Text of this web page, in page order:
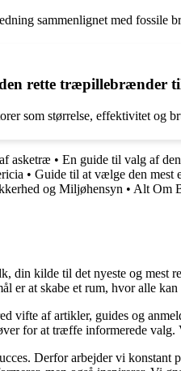
sammenlignet med fossile
rette træpillebrænder
som størrelse, effektivitet og
asketræ • En guide til valg af
• Guide til at vælge den mest
og Miljøhensyn • Alt Om
din kilde til det nyeste og mest
er at skabe et rum, hvor alle
vifte af artikler, guides og
for at træffe informerede
Derfor arbejder vi konstant